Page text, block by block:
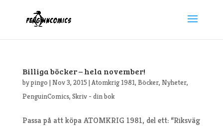
Billiga böcker – hela november!
bypingo |Nov 3, 2015 |Atomkrig 1981, Böcker, Nyheter,
PenguinComics, Skriv - din bok
Passa på att köpa ATOMKRIG 1981, del ett: “Riksväg